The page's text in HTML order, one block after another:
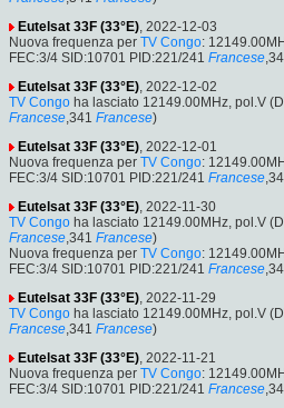
Eutelsat 33F (33°E), 2022-12-03
Nuova frequenza per TV Congo:
FEC:3/4 SID:10701 PID:221/241 Francese
Eutelsat 33F (33°E), 2022-12-02
TV Congo ha lasciato 12149.00MHz, pol.V
Francese,341 Francese)
Eutelsat 33F (33°E), 2022-12-01
Nuova frequenza per TV Congo:
FEC:3/4 SID:10701 PID:221/241 Francese
Eutelsat 33F (33°E), 2022-11-30
TV Congo ha lasciato 12149.00MHz, pol.V
Francese,341 Francese)
Nuova frequenza per TV Congo:
FEC:3/4 SID:10701 PID:221/241 Francese
Eutelsat 33F (33°E), 2022-11-29
TV Congo ha lasciato 12149.00MHz, pol.V
Francese,341 Francese)
Eutelsat 33F (33°E), 2022-11-21
Nuova frequenza per TV Congo:
FEC:3/4 SID:10701 PID:221/241 Francese